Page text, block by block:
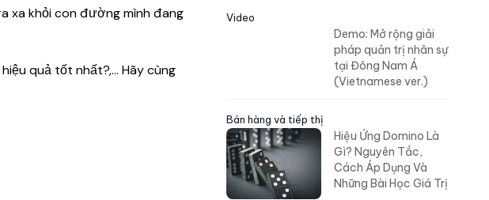
xa khỏi con đường mình đang
quả tốt nhất?,... Hãy cùng
Video
Demo: Mở rộng giải
pháp quản trị nhân sự
tại Đông Nam Á
(Vietnamese ver.)
Bán hàng và tiếp thị
Hiệu Ứng Domino Là
Gì? Nguyên Tắc,
Cách Áp Dụng Và
Những Bài Học Giá Trị